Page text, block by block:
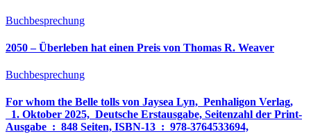
Buchbesprechung
2050 – Überleben hat einen Preis von Thomas R. Weaver
Buchbesprechung
For whom the Belle tolls von Jaysea Lyn, ‎ Penhaligon Verlag,
‎ 1. Oktober 2025, ‎ Deutsche Erstausgabe, Seitenzahl der Print-
Ausgabe ‏ : ‎ 848 Seiten, ISBN-13 ‏ : ‎ 978-3764533694,